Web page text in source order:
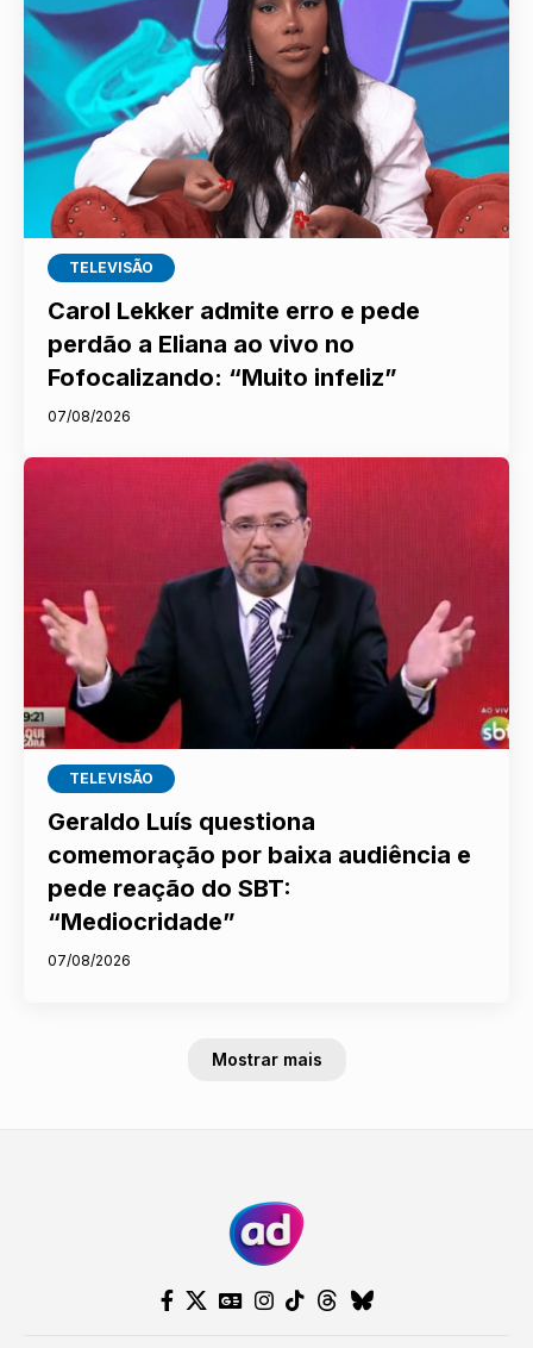
TELEVISÃO
Carol Lekker admite erro e pede
perdão a Eliana ao vivo no
Fofocalizando: “Muito infeliz”
07/08/2026
TELEVISÃO
Geraldo Luís questiona
comemoração por baixa audiência e
pede reação do SBT:
“Mediocridade”
07/08/2026
Mostrar mais